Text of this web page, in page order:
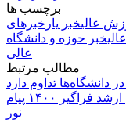
برچسب ها
عالیخبر یار خبرهای
خبر حوزه و دانشگاه
عالی
مطالب مرتبط
آخرین وضعیت برگزاری آزمون کارشناسی ارشد فراگیر ۱۴۰۰ پیام
نور